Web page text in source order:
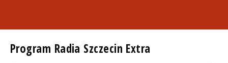
Program Radia Szczecin Extra